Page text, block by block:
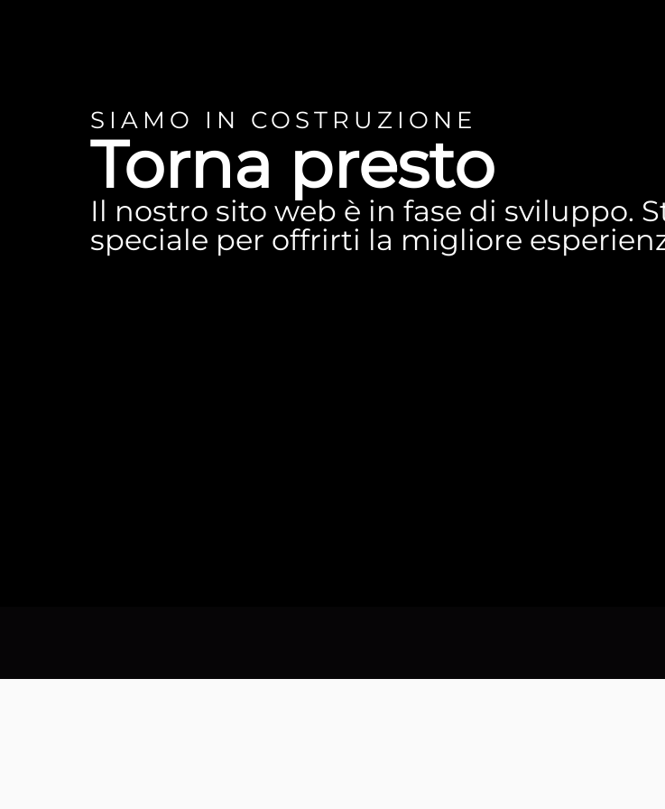
SIAMO IN COSTRUZIONE
Torna presto
Il nostro sito web è in fase di sviluppo.
speciale per offrirti la migliore